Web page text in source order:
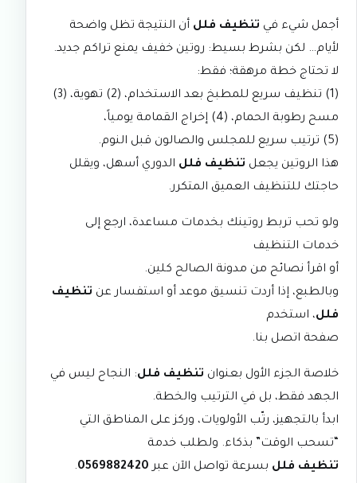
أجمل شيء في تنظيف فلل أن النتيجة تظل واضحة
لأيام… لكن بشرط بسيط: روتين خفيف يمنع تراكم جديد.
لا تحتاج خطة مرهقة؛ فقط:
(1) تنظيف سريع للمطبخ بعد الاستخدام، (2) تهوية، (3)
مسح رطوبة الحمام، (4) إخراج القمامة يومياً،
(5) ترتيب سريع للمجلس والصالون قبل النوم.
هذا الروتين يجعل تنظيف فلل الدوري أسهل، ويقلل
حاجتك للتنظيف العميق المتكرر.
ولو تحب تربط روتينك بخدمات مساعدة، ارجع إلى
خدمات التنظيف
أو اقرأ نصائح من مدونة الصالح كلين.
وبالطبع، إذا أردت تنسيق موعد أو استفسار عن تنظيف
فلل، استخدم
صفحة اتصل بنا.
خلاصة الجزء الأول بعنوان تنظيف فلل: النجاح ليس في
الجهد فقط، بل في الترتيب والخطة.
ابدأ بالتجهيز، رتّب الأولويات، وركز على المناطق التي
“تسحب الوقت” بذكاء. ولطلب خدمة
تنظيف فلل بسرعة تواصل الآن عبر 0569882420
.